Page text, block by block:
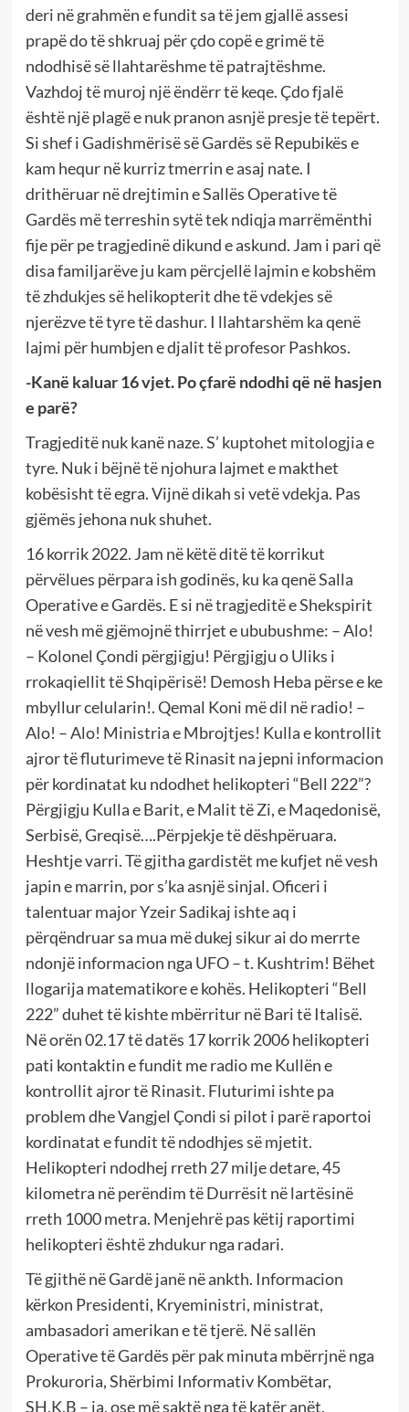
deri në grahmën e fundit sa të jem gjallë assesi
prapë do të shkruaj për çdo copë e grimë të
ndodhisë së llahtarëshme të patrajtëshme.
Vazhdoj të muroj një ëndërr të keqe. Çdo fjalë
është një plagë e nuk pranon asnjë presje të tepërt.
Si shef i Gadishmërisë së Gardës së Repubikës e
kam hequr në kurriz tmerrin e asaj nate. I
drithëruar në drejtimin e Sallës Operative të
Gardës më terreshin sytë tek ndiqja marrëmënthi
fije për pe tragjedinë dikund e askund. Jam i pari që
disa familjarëve ju kam përcjellë lajmin e kobshëm
të zhdukjes së helikopterit dhe të vdekjes së
njerëzve të tyre të dashur. I llahtarshëm ka qenë
lajmi për humbjen e djalit të profesor Pashkos.
-Kanë kaluar 16 vjet. Po çfarë ndodhi që në hasjen
e parë?
Tragjeditë nuk kanë naze. S’ kuptohet mitologjia e
tyre. Nuk i bëjnë të njohura lajmet e makthet
kobësisht të egra. Vijnë dikah si vetë vdekja. Pas
gjëmës jehona nuk shuhet.
16 korrik 2022. Jam në këtë ditë të korrikut
përvëlues përpara ish godinës, ku ka qenë Salla
Operative e Gardës. E si në tragjeditë e Shekspirit
në vesh më gjëmojnë thirrjet e ububushme: – Alo!
– Kolonel Çondi përgjigju! Përgjigju o Uliks i
rrokaqiellit të Shqipërisë! Demosh Heba përse e ke
mbyllur celularin!. Qemal Koni më dil në radio! –
Alo! – Alo! Ministria e Mbrojtjes! Kulla e kontrollit
ajror të fluturimeve të Rinasit na jepni informacion
për kordinatat ku ndodhet helikopteri “Bell 222”?
Përgjigju Kulla e Barit, e Malit të Zi, e Maqedonisë,
Serbisë, Greqisë….Përpjekje të dëshpëruara.
Heshtje varri. Të gjitha gardistët me kufjet në vesh
japin e marrin, por s’ka asnjë sinjal. Oficeri i
talentuar major Yzeir Sadikaj ishte aq i
përqëndruar sa mua më dukej sikur ai do merrte
ndonjë informacion nga UFO – t. Kushtrim! Bëhet
llogarija matematikore e kohës. Helikopteri “Bell
222” duhet të kishte mbërritur në Bari të Italisë.
Në orën 02.17 të datës 17 korrik 2006 helikopteri
pati kontaktin e fundit me radio me Kullën e
kontrollit ajror të Rinasit. Fluturimi ishte pa
problem dhe Vangjel Çondi si pilot i parë raportoi
kordinatat e fundit të ndodhjes së mjetit.
Helikopteri ndodhej rreth 27 milje detare, 45
kilometra në perëndim të Durrësit në lartësinë
rreth 1000 metra. Menjehrë pas këtij raportimi
helikopteri është zhdukur nga radari.
Të gjithë në Gardë janë në ankth. Informacion
kërkon Presidenti, Kryeministri, ministrat,
ambasadori amerikan e të tjerë. Në sallën
Operative të Gardës për pak minuta mbërrjnë nga
Prokuroria, Shërbimi Informativ Kombëtar,
SH.K.B – ja, ose më saktë nga të katër anët.